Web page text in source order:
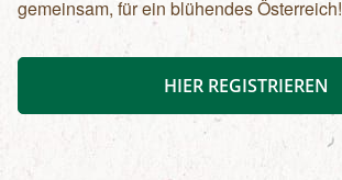
gemeinsam, für ein blühendes Österreich!
HIER REGISTRIEREN